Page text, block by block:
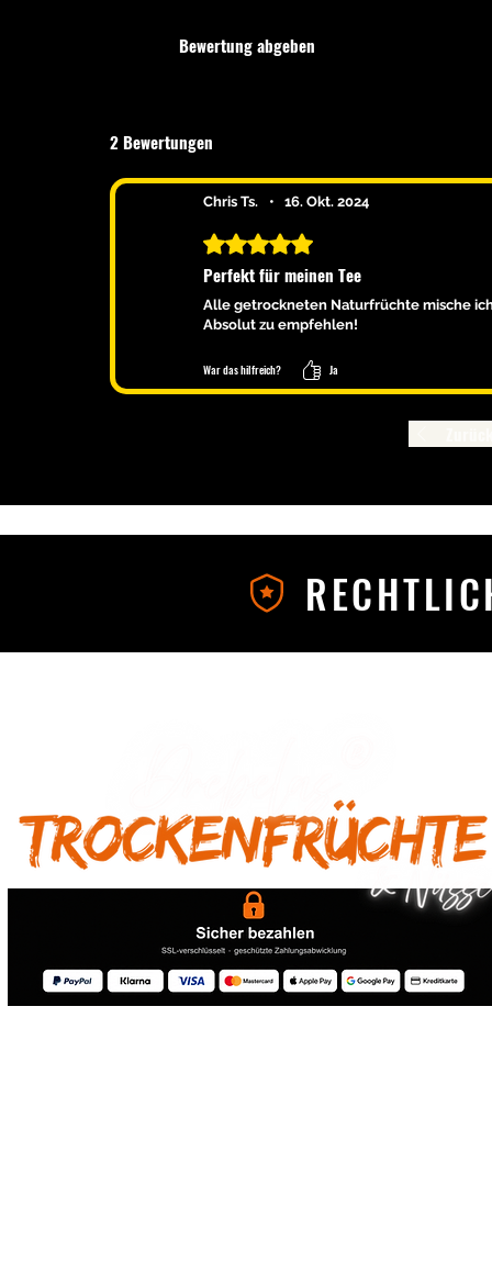
Bewertung abgeben
2 Bewertungen
Chris Ts. • 16. Okt. 2024
Mit 5 von 5 Sternen bewertet.
Perfekt für meinen Tee
Alle getrockneten Naturfrüchte mische
Absolut zu empfehlen!
War das hilfreich? Ja